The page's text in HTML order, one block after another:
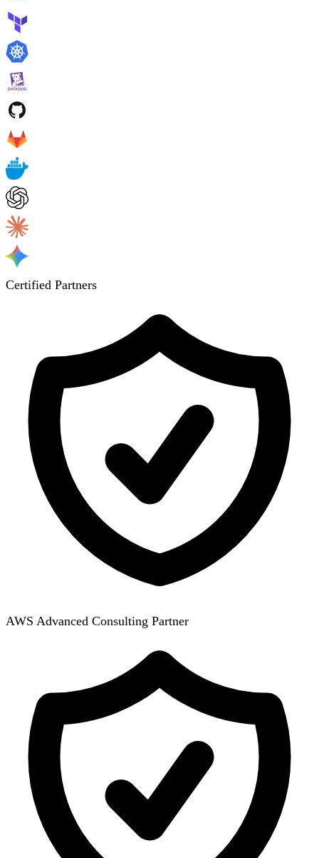
Certified Partners
AWS Advanced Consulting Partner